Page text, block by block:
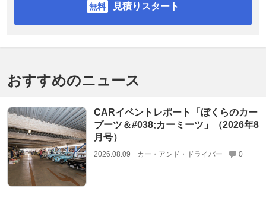
見積りスタート
おすすめのニュース
CARイベントレポート「ぼくらのカー
ブーツ＆#038;カーミーツ」（2026年8
月号）
2026.08.09 カー・アンド・ドライバー 0